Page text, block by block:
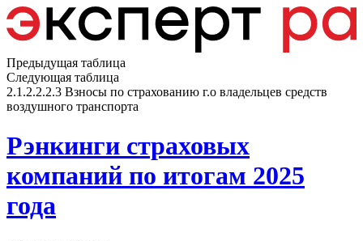
Предыдущая таблица
Следующая таблица
2.1.2.2.2.3 Взносы по страхованию г.о владельцев средств
воздушного транспорта
Рэнкинги страховых
компаний по итогам 2025
года